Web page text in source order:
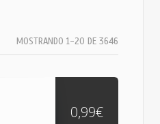
MOSTRANDO 1-20 DE 3646
0,99€